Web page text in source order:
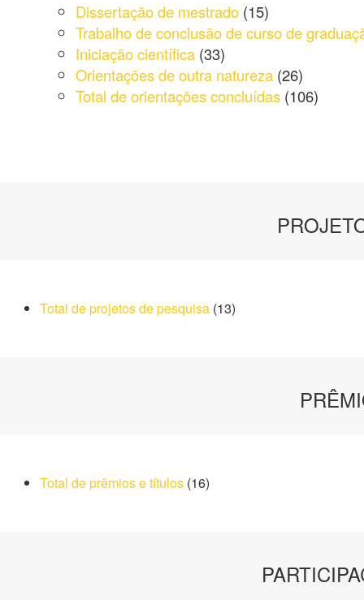
Dissertação de mestrado (15)
Trabalho de conclusão de curso de
Iniciação científica (33)
Orientações de outra natureza (26)
Total de orientações concluídas (106)
Total de projetos de pesquisa (13)
Total de prêmios e títulos (16)